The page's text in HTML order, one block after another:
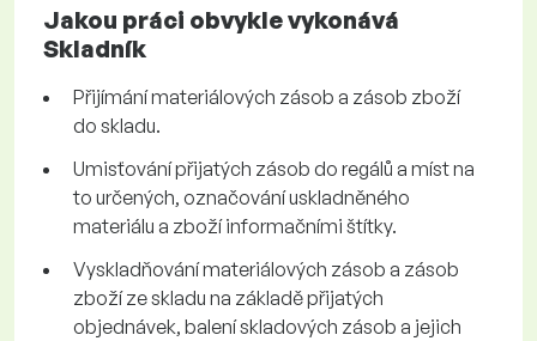
Jakou práci obvykle vykonává
Skladník
Přijímání materiálových zásob a zásob zboží
do skladu.
Umisťování přijatých zásob do regálů a míst na
to určených, označování uskladněného
materiálu a zboží informačními štítky.
Vyskladňování materiálových zásob a zásob
zboží ze skladu na základě přijatých
objednávek, balení skladových zásob a jejich